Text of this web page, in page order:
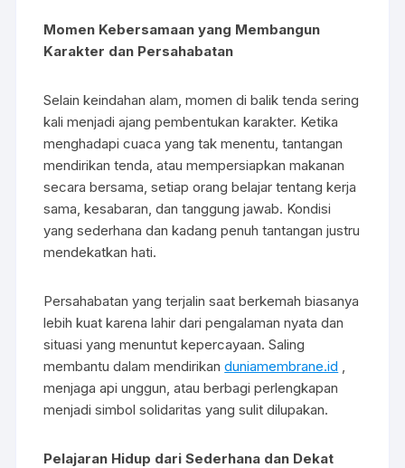
Momen Kebersamaan yang Membangun
Karakter dan Persahabatan
Selain keindahan alam, momen di balik tenda sering
kali menjadi ajang pembentukan karakter. Ketika
menghadapi cuaca yang tak menentu, tantangan
mendirikan tenda, atau mempersiapkan makanan
secara bersama, setiap orang belajar tentang kerja
sama, kesabaran, dan tanggung jawab. Kondisi
yang sederhana dan kadang penuh tantangan justru
mendekatkan hati.
Persahabatan yang terjalin saat berkemah biasanya
lebih kuat karena lahir dari pengalaman nyata dan
situasi yang menuntut kepercayaan. Saling
membantu dalam mendirikanduniamembrane.id
menjaga api unggun, atau berbagi perlengkapan
menjadi simbol solidaritas yang sulit dilupakan.
Pelajaran Hidup dari Sederhana dan Dekat